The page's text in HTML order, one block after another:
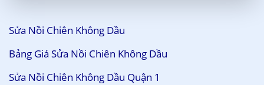
Sửa Nồi Chiên Không Dầu
Bảng Giá Sửa Nồi Chiên Không Dầu
Sửa Nồi Chiên Không Dầu Quận 1